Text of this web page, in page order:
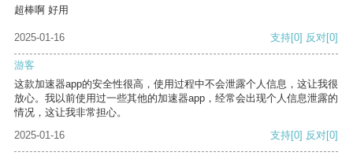
超棒啊 好用
2025-01-16 支持[0] 反对[0]
游客
这款加速器app的安全性很高，使用过程中不会泄露个人信息，这让我很
放心。我以前使用过一些其他的加速器app，经常会出现个人信息泄露的
情况，这让我非常担心。
2025-01-16
支持[0] 反对[0]